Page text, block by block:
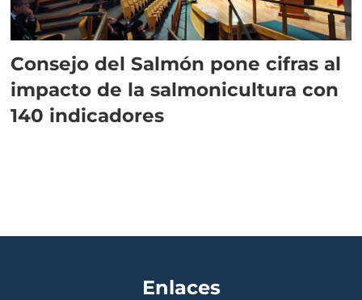
Consejo del Salmón pone cifras al
impacto de la salmonicultura con
140 indicadores
Enlaces